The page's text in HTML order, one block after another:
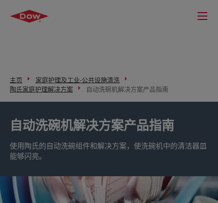
主页
家庭护理及工业-公共设施清洗
陶氏家庭护理解决方案
自动洗碗机解决方案产品指南
自动洗碗机解决方案产品指南
使用陶氏的自动洗碗组件和解决方案，使洗碗机中的清洁器皿
能够闪亮。